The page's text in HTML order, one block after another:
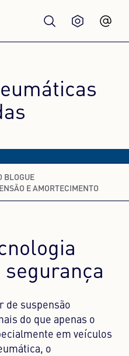
BLOGUE
E AMORTECIMENTO
segurança
de suspensão
do que apenas o
em veículos
o